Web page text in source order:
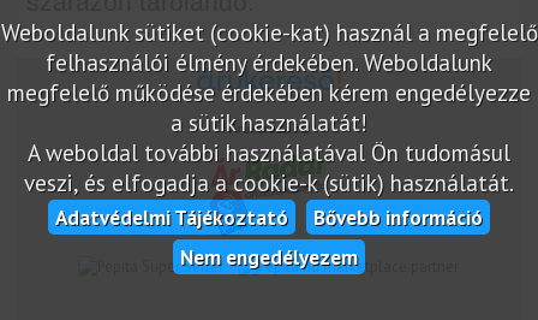
Weboldalunk sütiket (cookie-kat) használ a megfelelő
felhasználói élmény érdekében. Weboldalunk
megfelelő működése érdekében kérem engedélyezze
a sütik használatát!
A weboldal további használatával Ön tudomásul
veszi, és elfogadja a cookie-k (sütik) használatát.
Adatvédelmi Tájékoztató
Bővebb információ
Nem engedélyezem
Árukereső.hu
marketplace partner